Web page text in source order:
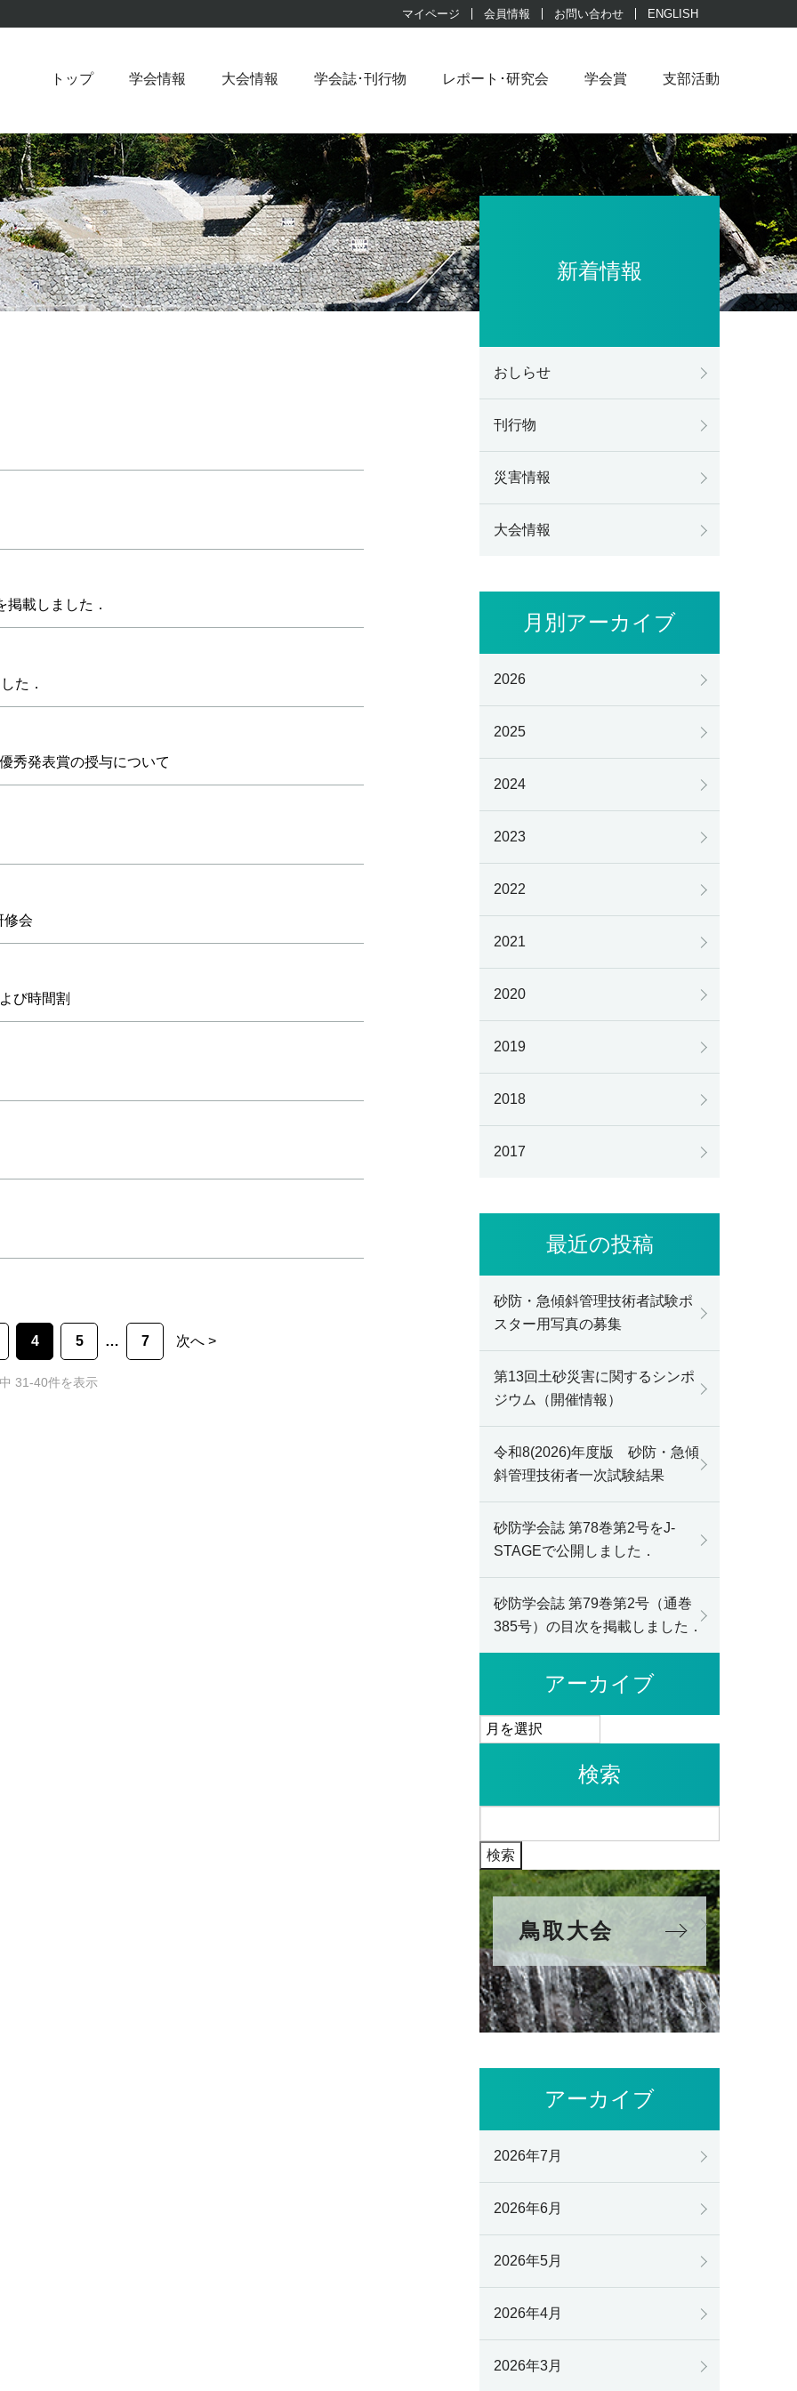
マイページ 会員情報 お問い合わせ ENGLISH
トップ 学会情報 大会情報 学会誌･刊行物 レポート･研究会 学会賞 支部活動
載しました．
た．
秀発表賞の授与について
修会
び時間割
4 5 7 次へ >
31-40件を表示
新着情報
おしらせ
刊行物
災害情報
大会情報
月別アーカイブ
2026
2025
2024
2023
2022
2021
2020
2019
2018
2017
最近の投稿
砂防・急傾斜管理技術者試験ポ
スター用写真の募集
第13回土砂災害に関するシンポ
ジウム（開催情報）
令和8(2026)年度版 砂防・急傾
斜管理技術者一次試験結果
砂防学会誌 第78巻第2号をJ-
STAGEで公開しました．
砂防学会誌 第79巻第2号（通巻
385号）の目次を掲載しました．
アーカイブ
ア
ー
検索
索:
鳥取大会
アーカイブ
2026年7月
2026年6月
2026年5月
2026年4月
2026年3月